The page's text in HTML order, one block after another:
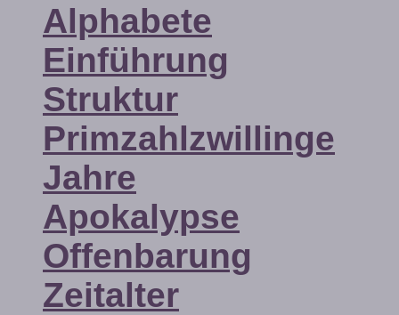
Alphabete
Einführung
Struktur
Primzahlzwillinge
Jahre
Apokalypse
Offenbarung
Zeitalter